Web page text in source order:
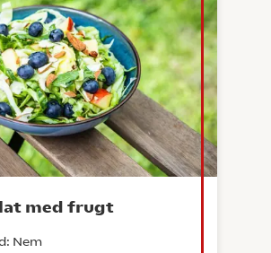
med frugt
Nem